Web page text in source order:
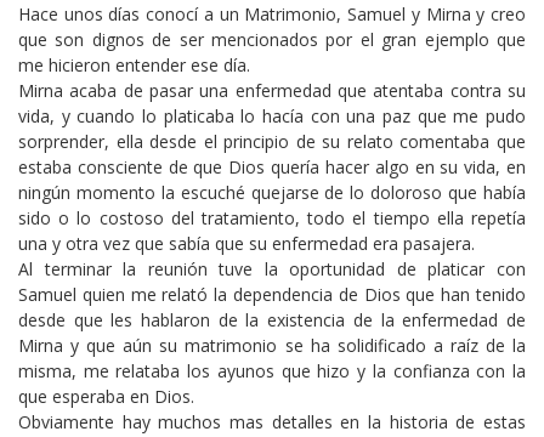
Hace unos días conocí a un Matrimonio, Samuel y Mirna y creo
que son dignos de ser mencionados por el gran ejemplo que
me hicieron entender ese día.
Mirna acaba de pasar una enfermedad que atentaba contra su
vida, y cuando lo platicaba lo hacía con una paz que me pudo
sorprender, ella desde el principio de su relato comentaba que
estaba consciente de que Dios quería hacer algo en su vida, en
ningún momento la escuché quejarse de lo doloroso que había
sido o lo costoso del tratamiento, todo el tiempo ella repetía
una y otra vez que sabía que su enfermedad era pasajera.
Al terminar la reunión tuve la oportunidad de platicar con
Samuel quien me relató la dependencia de Dios que han tenido
desde que les hablaron de la existencia de la enfermedad de
Mirna y que aún su matrimonio se ha solidificado a raíz de la
misma, me relataba los ayunos que hizo y la confianza con la
que esperaba en Dios.
Obviamente hay muchos mas detalles en la historia de estas